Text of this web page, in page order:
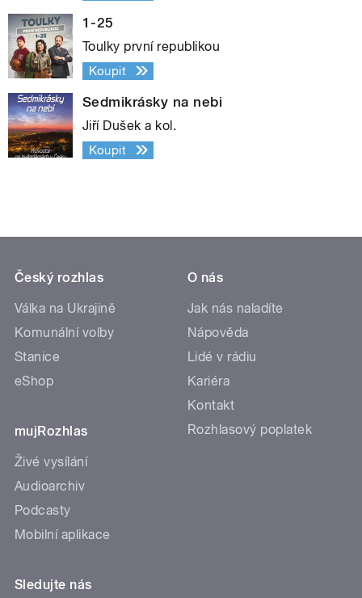
1-25
Toulky první republikou
Koupit
Sedmikrásky na nebi
Jiří Dušek a kol.
Koupit
Český rozhlas
Válka na Ukrajině
Komunální volby
Stanice
eShop
mujRozhlas
Živé vysílání
Audioarchiv
Podcasty
Mobilní aplikace
O nás
Jak nás naladíte
Nápověda
Lidé v rádiu
Kariéra
Kontakt
Rozhlasový poplatek
Sledujte nás